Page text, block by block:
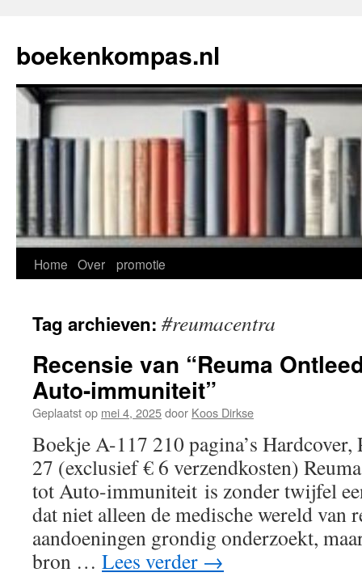
de
inhoud
boekenkompas.nl
Home Over promotie
Tag archieven: #reumacentra
Recensie van “Reuma
Auto-immuniteit”
Geplaatst op mei 4, 2025door Koos Dirkse
Boekje A-117 210 pagina’s
27 (exclusief € 6 verzendkosten)
tot Auto-immuniteit is zonder twijfel
dat niet alleen de medische wereld van
aandoeningen grondig onderzoekt,
bron … Lees verder →